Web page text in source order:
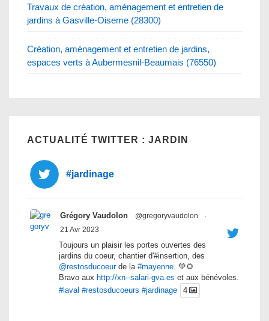
Travaux de création, aménagement et entretien de
jardins à Gasville-Oiseme (28300)
Création, aménagement et entretien de jardins,
espaces verts à Aubermesnil-Beaumais (76550)
ACTUALITÉ TWITTER : JARDIN
#jardinage
Grégory Vaudolon @gregoryvaudolon
·
21 Avr 2023
Toujours un plaisir les portes ouvertes des
jardins du coeur, chantier d'#insertion, des
@restosducoeurde la #mayenne. 💚🌻
Bravo aux http://xn--salari-gva.es et aux bénévoles.
#laval #restosducoeurs #jardinage 4